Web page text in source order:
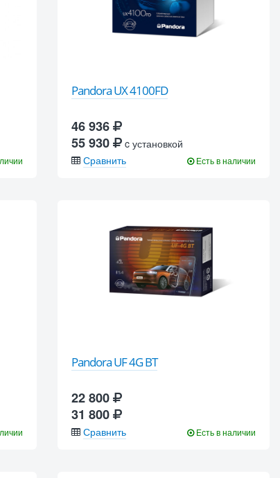
Pandora UX 4100FD
46 936
55 930
c установкой
Сравнить
Есть в наличии
Pandora UF 4G BT
22 800
31 800
Сравнить Есть в наличии